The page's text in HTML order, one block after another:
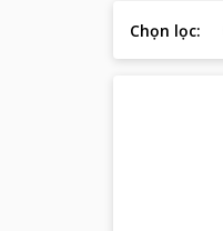
Chọn lọc: